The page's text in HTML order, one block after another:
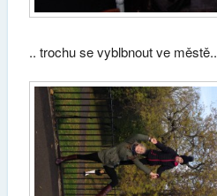
.. trochu se vyblbnout ve městě..